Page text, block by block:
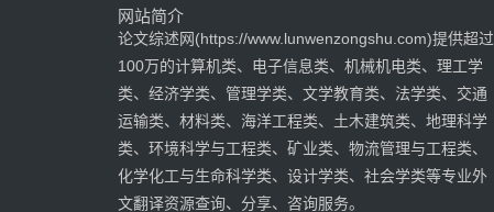
网站简介
论文综述网(https://www.lunwenzongshu.com)提供超过
100万的计算机类、电子信息类、机械机电类、理工学
类、经济学类、管理学类、文学教育类、法学类、交通
运输类、材料类、海洋工程类、土木建筑类、地理科学
类、环境科学与工程类、矿业类、物流管理与工程类、
化学化工与生命科学类、设计学类、社会学类等专业外
文翻译资源查询、分享、咨询服务。